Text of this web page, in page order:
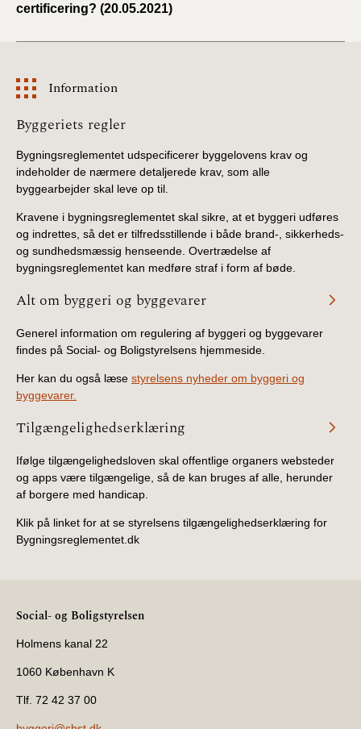
certificering? (20.05.2021)
Information
Information
Byggeriets regler
Bygningsreglementet udspecificerer byggelovens krav og
indeholder de nærmere detaljerede krav, som alle
byggearbejder skal leve op til.
Kravene i bygningsreglementet skal sikre, at et byggeri udføres
og indrettes, så det er tilfredsstillende i både brand-, sikkerheds-
og sundhedsmæssig henseende. Overtrædelse af
bygningsreglementet kan medføre straf i form af bøde.
Alt om byggeri og byggevarer
Generel information om regulering af byggeri og byggevarer
findes på Social- og Boligstyrelsens hjemmeside.
Her kan du også læse styrelsens nyheder om byggeri og
byggevarer.
Tilgængelighedserklæring
Ifølge tilgængelighedsloven skal offentlige organers websteder
og apps være tilgængelige, så de kan bruges af alle, herunder
af borgere med handicap.
Klik på linket for at se styrelsens tilgængelighedserklæring for
Bygningsreglementet.dk
Social- og Boligstyrelsen
Holmens kanal 22
1060 København K
Tlf. 72 42 37 00